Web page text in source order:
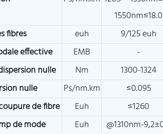
1550nm≤18.0
fibres euh 9/125 euh
effective
EMB -
nulle
Nm 1300-1324
nulle
Ps/nm.km ≤0.095
de fibre
Euh ≤1260
de mode
Euh
@1310nm-